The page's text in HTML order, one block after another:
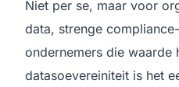
Niet per se, maar voor
data, strenge
ondernemers die waarde
datasoevereiniteit is het